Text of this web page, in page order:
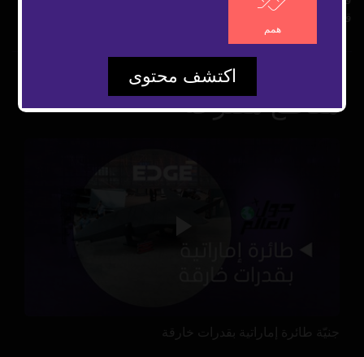
قصتها؟
مقاطع مقترحة
جنيّة طائرة إماراتية بقدرات خارقة
همم
اكتشف محتوى